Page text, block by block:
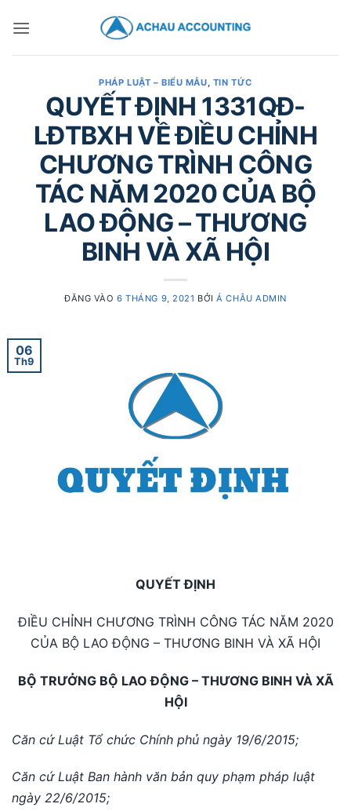
PHÁP LUẬT – BIỂU MẪU, TIN TỨC
QUYẾT ĐỊNH 1331QĐ-
LĐTBXH VỀ ĐIỀU CHỈNH
CHƯƠNG TRÌNH CÔNG
TÁC NĂM 2020 CỦA BỘ
LAO ĐỘNG – THƯƠNG
BINH VÀ XÃ HỘI
ĐĂNG VÀO6 THÁNG 9, 2021 BỞIÁ CHÂU ADMIN
06
Th9
QUYẾT ĐỊNH
ĐIỀU CHỈNH CHƯƠNG TRÌNH CÔNG TÁC NĂM 2020
CỦA BỘ LAO ĐỘNG – THƯƠNG BINH VÀ XÃ HỘI
BỘ TRƯỞNG BỘ LAO ĐỘNG – THƯƠNG BINH VÀ XÃ
HỘI
Căn cứ Luật Tổ chức Chính phủ ngày 19/6/2015;
Căn cứ Luật Ban hành văn bản quy phạm pháp luật
ngày 22/6/2015;